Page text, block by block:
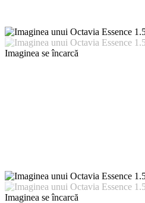
Imaginea se încarcă
Imaginea se încarcă